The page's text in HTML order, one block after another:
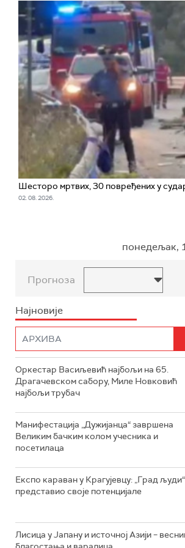
Шесторо мртвих, 30 повређених у
02. 08. 2026.
понедељак,
Прогноза
Најновије
Оркестар Васиљевић најбољи на 65.
Драгачевском сабору, Миле Новковић
најбољи трубач
Манифестација „Дужијанца“ завршена
Великим бачким колом учесника и
посетилаца
Експо караван у Крагујевцу: „Град људи“
представио своје потенцијале
Лисица у Јапану и источној Азији –